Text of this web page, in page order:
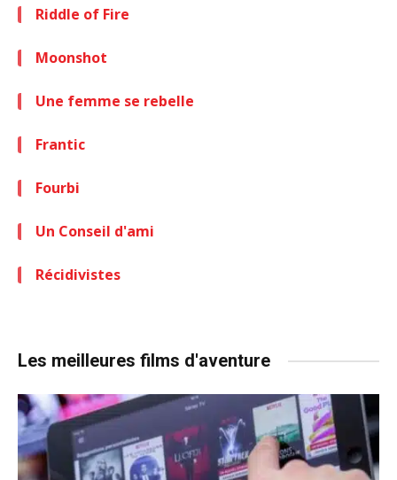
Riddle of Fire
Moonshot
Une femme se rebelle
Frantic
Fourbi
Un Conseil d'ami
Récidivistes
Les meilleures films d'aventure